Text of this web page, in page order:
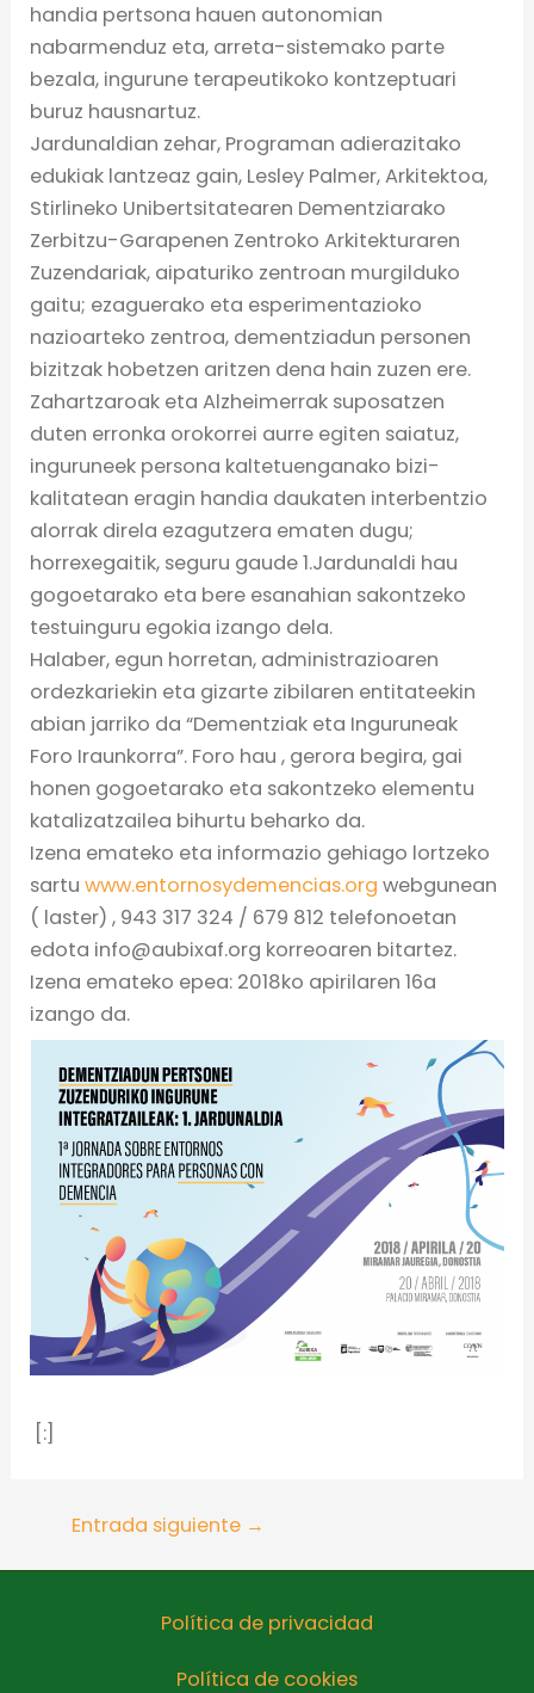
handia pertsona hauen autonomian
nabarmenduz eta, arreta-sistemako parte
bezala, ingurune terapeutikoko kontzeptuari
buruz hausnartuz.
Jardunaldian zehar, Programan adierazitako
edukiak lantzeaz gain, Lesley Palmer, Arkitektoa,
Stirlineko Unibertsitatearen Dementziarako
Zerbitzu-Garapenen Zentroko Arkitekturaren
Zuzendariak, aipaturiko zentroan murgilduko
gaitu; ezaguerako eta esperimentazioko
nazioarteko zentroa, dementziadun personen
bizitzak hobetzen aritzen dena hain zuzen ere.
Zahartzaroak eta Alzheimerrak suposatzen
duten erronka orokorrei aurre egiten saiatuz,
inguruneek persona kaltetuenganako bizi-
kalitatean eragin handia daukaten interbentzio
alorrak direla ezagutzera ematen dugu;
horrexegaitik, seguru gaude 1.Jardunaldi hau
gogoetarako eta bere esanahian sakontzeko
testuinguru egokia izango dela.
Halaber, egun horretan, administrazioaren
ordezkariekin eta gizarte zibilaren entitateekin
abian jarriko da “Dementziak eta Inguruneak
Foro Iraunkorra”. Foro hau , gerora begira, gai
honen gogoetarako eta sakontzeko elementu
katalizatzailea bihurtu beharko da.
Izena emateko eta informazio gehiago lortzeko
sartuwww.entornosydemencias.org webgunean
( laster) , 943 317 324 / 679 812 telefonoetan
edota info@aubixaf.org korreoaren bitartez.
Izena emateko epea: 2018ko apirilaren 16a
izango da.
[:]
Entrada siguiente →
Política de privacidad
Política de cookies